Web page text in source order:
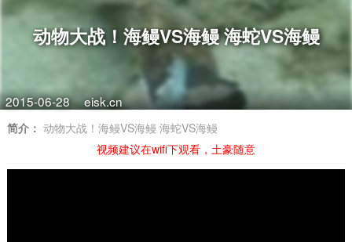
动物大战！海鳗VS海鳗 海蛇VS海鳗
2015-06-28 eisk.cn
简介： 动物大战！海鳗VS海鳗 海蛇VS海鳗
视频建议在wifi下观看，土豪随意